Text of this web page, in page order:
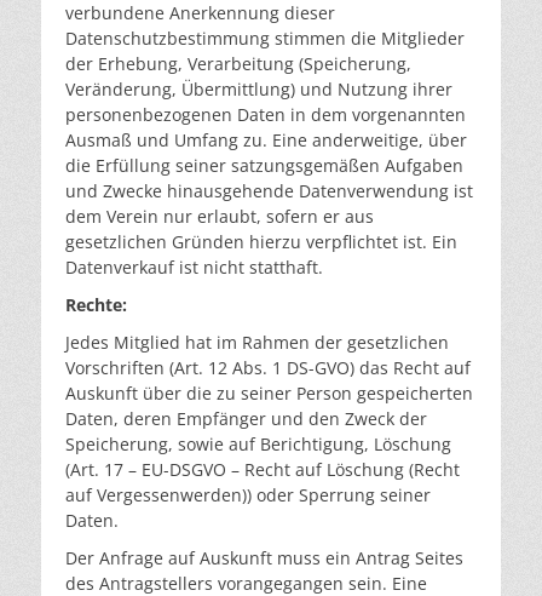
verbundene Anerkennung dieser
Datenschutzbestimmung stimmen die Mitglieder
der Erhebung, Verarbeitung (Speicherung,
Veränderung, Übermittlung) und Nutzung ihrer
personenbezogenen Daten in dem vorgenannten
Ausmaß und Umfang zu. Eine anderweitige, über
die Erfüllung seiner satzungsgemäßen Aufgaben
und Zwecke hinausgehende Datenverwendung ist
dem Verein nur erlaubt, sofern er aus
gesetzlichen Gründen hierzu verpflichtet ist. Ein
Datenverkauf ist nicht statthaft.
Rechte:
Jedes Mitglied hat im Rahmen der gesetzlichen
Vorschriften (Art. 12 Abs. 1 DS-GVO) das Recht auf
Auskunft über die zu seiner Person gespeicherten
Daten, deren Empfänger und den Zweck der
Speicherung, sowie auf Berichtigung, Löschung
(Art. 17 – EU-DSGVO – Recht auf Löschung (Recht
auf Vergessenwerden)) oder Sperrung seiner
Daten.
Der Anfrage auf Auskunft muss ein Antrag Seites
des Antragstellers vorangegangen sein. Eine